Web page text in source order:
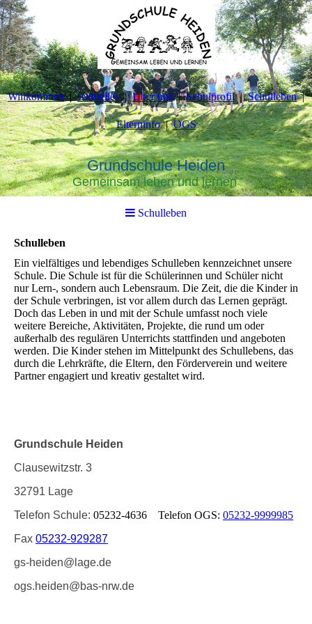
Willkommen Aktuelles Über uns Schulprofil Schulleben
Elterninfo OGS
Grundschule Heiden
Gemeinsam leben und lernen
Schulleben
Schulleben
Ein vielfältiges und lebendiges Schulleben kennzeichnet unsere
Schule. Die Schule ist für die Schülerinnen und Schüler nicht
nur Lern-, sondern auch Lebensraum. Die Zeit, die die Kinder in
der Schule verbringen, ist vor allem durch das Lernen geprägt.
Doch das Leben in und mit der Schule umfasst noch viele
weitere Bereiche, Aktivitäten, Projekte, die rund um oder
außerhalb des regulären Unterrichts stattfinden und angeboten
werden. Die Kinder stehen im Mittelpunkt des Schullebens, das
durch die Lehrkräfte, die Eltern, den Förderverein und weitere
Partner engagiert und kreativ gestaltet wird.
Grundschule Heiden
Clausewitzstr. 3
32791 Lage
Telefon Schule: 05232-4636 Telefon OGS: 05232-9999985
Fax 05232-929287
gs-heiden@lage.de
ogs.heiden@bas-nrw.de